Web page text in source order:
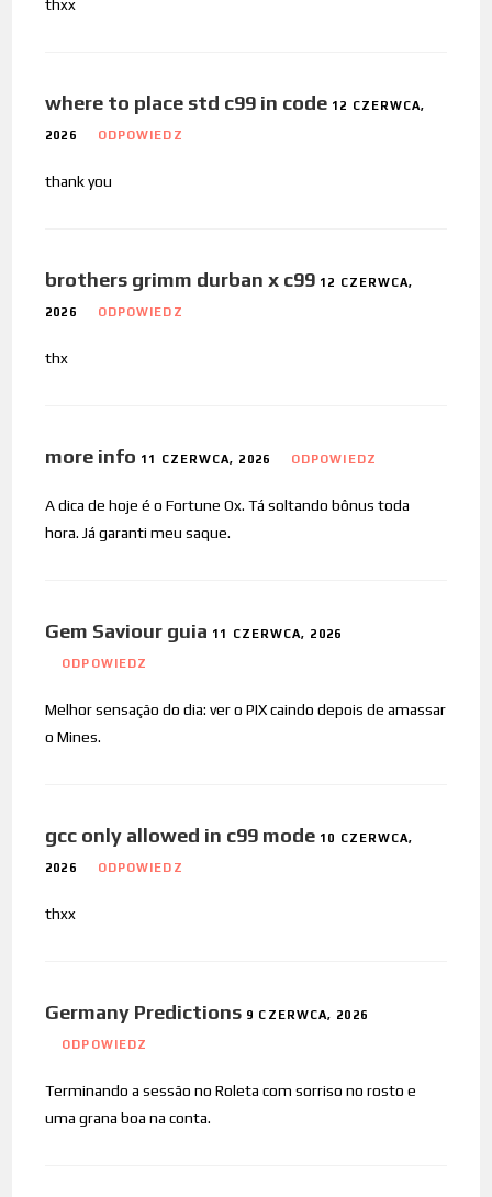
thxx
where to place std c99 in code 12 CZERWCA,
2026 ODPOWIEDZ
thank you
brothers grimm durban x c99 12 CZERWCA,
2026 ODPOWIEDZ
thx
more info 11 CZERWCA, 2026 ODPOWIEDZ
A dica de hoje é o Fortune Ox. Tá soltando bônus toda
hora. Já garanti meu saque.
Gem Saviour guia 11 CZERWCA, 2026
ODPOWIEDZ
Melhor sensação do dia: ver o PIX caindo depois de amassar
o Mines.
gcc only allowed in c99 mode 10 CZERWCA,
2026 ODPOWIEDZ
thxx
Germany Predictions 9 CZERWCA, 2026
ODPOWIEDZ
Terminando a sessão no Roleta com sorriso no rosto e
uma grana boa na conta.